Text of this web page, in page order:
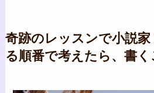
奇跡のレッスンで小説
る順番で考えたら、書